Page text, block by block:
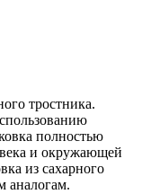
тростника.
полностью
и окружающей
из сахарного
аналогам.